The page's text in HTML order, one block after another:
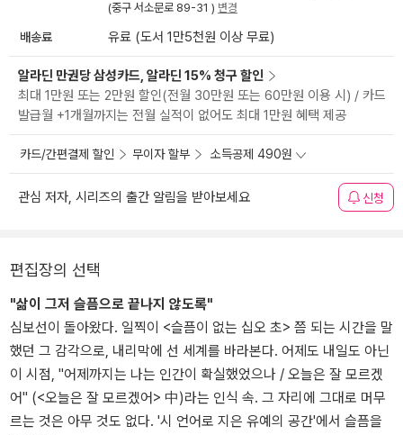
(중구 서소문로 89-31 ) 변경
배송료 유료 (도서 1만5천원 이상 무료)
알라딘 만권당 삼성카드, 알라딘 15% 청구 할인
최대 1만원 또는 2만원 할인(전월 30만원 또는 60만원 이용 시) / 카드
발급월 +1개월까지는 전월 실적이 없어도 최대 1만원 혜택 제공
카드/간편결제 할인 무이자 할부 소득공제 490원
관심 저자, 시리즈의 출간 알림을 받아보세요 신청
편집장의 선택
"삶이 그저 슬픔으로 끝나지 않도록"
심보선이 돌아왔다. 일찍이 <슬픔이 없는 십오 초> 쯤 되는 시간을 말
했던 그 감각으로, 내리막에 선 세계를 바라본다. 어제도 내일도 아닌
이 시점, "어제까지는 나는 인간이 확실했었으나 / 오늘은 잘 모르겠
어" (<오늘은 잘 모르겠어> 中)라는 인식 속. 그 자리에 그대로 머무
르는 것은 아무 것도 없다. '시 언어로 지은 유예의 공간'에서 슬픔을